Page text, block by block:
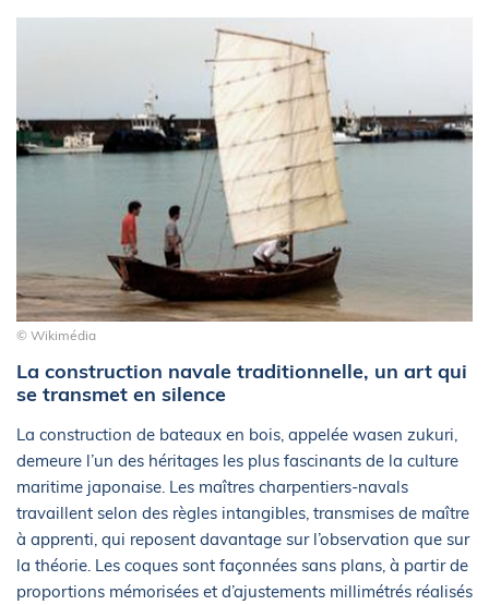
© Wikimédia
La construction navale traditionnelle, un art qui
se transmet en silence
La construction de bateaux en bois, appelée wasen zukuri,
demeure l’un des héritages les plus fascinants de la culture
maritime japonaise. Les maîtres charpentiers-navals
travaillent selon des règles intangibles, transmises de maître
à apprenti, qui reposent davantage sur l’observation que sur
la théorie. Les coques sont façonnées sans plans, à partir de
proportions mémorisées et d’ajustements millimétrés réalisés